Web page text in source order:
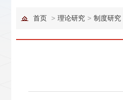
首页 > 理论研究 > 制度研究